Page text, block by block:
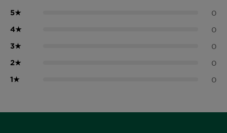
5★ 0
4★ 0
3★ 0
2★ 0
1★ 0